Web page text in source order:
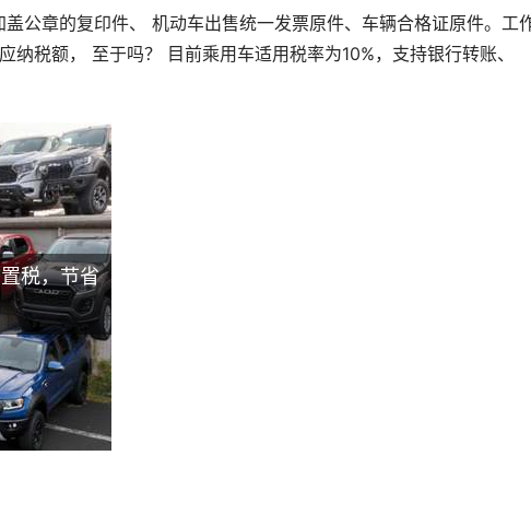
公章的复印件、 机动车出售统一发票原件、车辆合格证原件。工
纳税额， 至于吗？ 目前乘用车适用税率为10%，支持银行转账、
税，节省